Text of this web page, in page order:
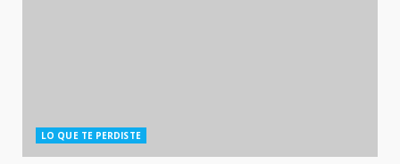
LO QUE TE PERDISTE